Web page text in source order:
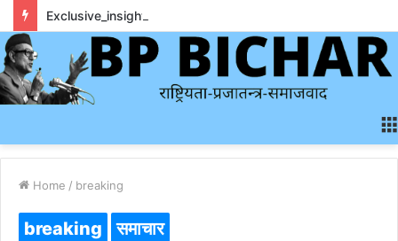
Home / breaking
breaking समाचार